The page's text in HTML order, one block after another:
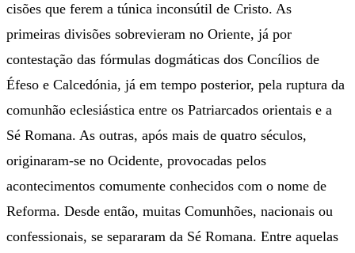
cisões que ferem a túnica inconsútil de Cristo. As
primeiras divisões sobrevieram no Oriente, já por
contestação das fórmulas dogmáticas dos Concílios de
Éfeso e Calcedónia, já em tempo posterior, pela ruptura da
comunhão eclesiástica entre os Patriarcados orientais e a
Sé Romana. As outras, após mais de quatro séculos,
originaram-se no Ocidente, provocadas pelos
acontecimentos comumente conhecidos com o nome de
Reforma. Desde então, muitas Comunhões, nacionais ou
confessionais, se separaram da Sé Romana. Entre aquelas